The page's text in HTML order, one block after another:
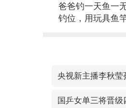
爸爸钓一天鱼一
钓位，用玩具鱼
央视新主播李秋莹
国乒女单三将晋级